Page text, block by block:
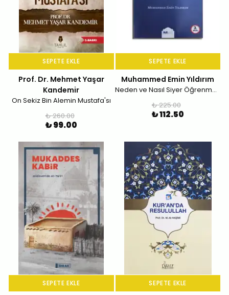
SEPETE EKLE
Prof. Dr. Mehmet Yaşar
Kandemir
On Sekiz Bin Alemin Mustafa'sı
₺ 260.00
₺ 99.00
SEPETE EKLE
Muhammed Emin Yıldırım
Neden ve Nasıl Siyer Öğrenmeliyiz
₺ 225.00
₺ 112.50
SEPETE EKLE SEPETE EKLE